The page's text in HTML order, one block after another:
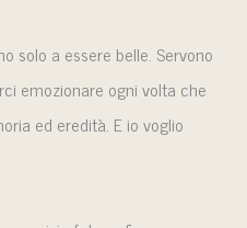
solo a essere belle. Servono
emozionare ogni volta che
ed eredità. E io voglio